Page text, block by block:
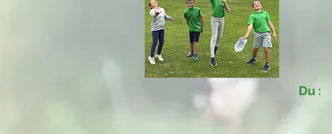
Du :